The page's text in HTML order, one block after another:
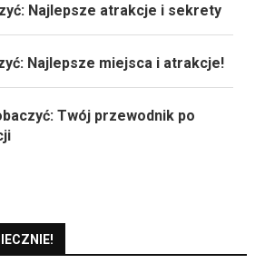
Najlepsze atrakcje i sekrety
Najlepsze miejsca i atrakcje!
Twój przewodnik po